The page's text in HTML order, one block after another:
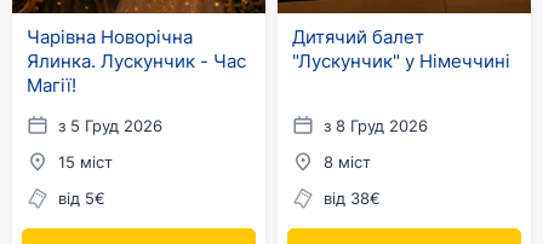
Чарівна Новорічна
Ялинка. Лускунчик - Час
Магії!
з 5 Груд 2026
15 міст
від 5€
Дитячий балет
"Лускунчик" у Німеччині
з 8 Груд 2026
8 міст
від 38€